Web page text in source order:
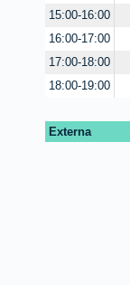
15:00-16:00
16:00-17:00
17:00-18:00
18:00-19:00
Externa